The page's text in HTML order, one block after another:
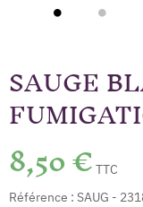
SAUGE
8,50 € TTC
Référence : SAUG -